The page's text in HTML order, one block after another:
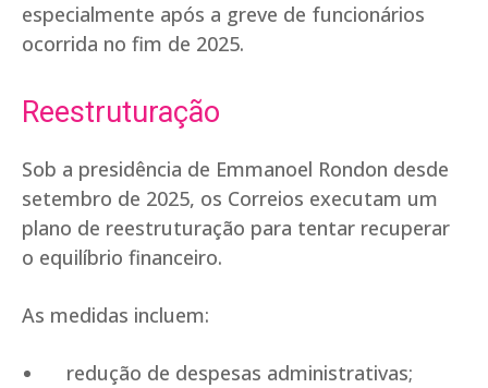
especialmente após a greve de funcionários
ocorrida no fim de 2025.
Reestruturação
Sob a presidência de Emmanoel Rondon desde
setembro de 2025, os Correios executam um
plano de reestruturação para tentar recuperar
o equilíbrio financeiro.
As medidas incluem:
redução de despesas administrativas;